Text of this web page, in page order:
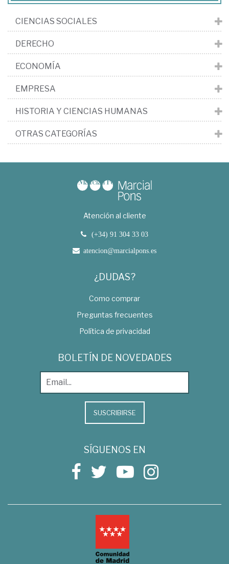
CIENCIAS SOCIALES
DERECHO
ECONOMÍA
EMPRESA
HISTORIA Y CIENCIAS HUMANAS
OTRAS CATEGORÍAS
Atención al cliente
(+34) 91 304 33 03
atencion@marcialpons.es
¿DUDAS?
Como comprar
Preguntas frecuentes
Política de privacidad
BOLETÍN DE NOVEDADES
SUSCRIBIRSE
SÍGUENOS EN